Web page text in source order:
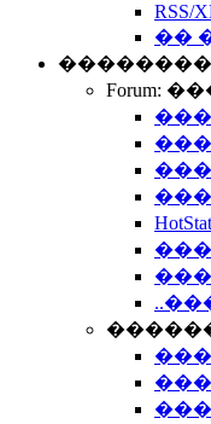
RSS/
��
Forum: